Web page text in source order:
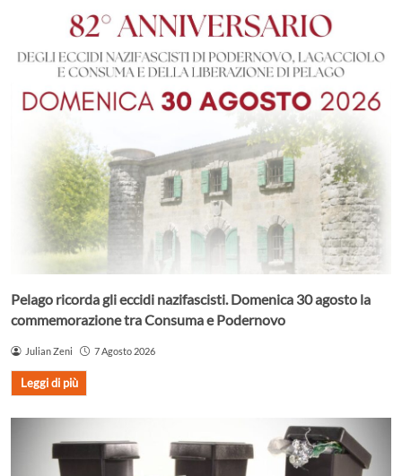
Pelago ricorda gli eccidi nazifascisti. Domenica 30 agosto la
commemorazione tra Consuma e Podernovo
Julian Zeni 7 Agosto 2026
Leggi di più